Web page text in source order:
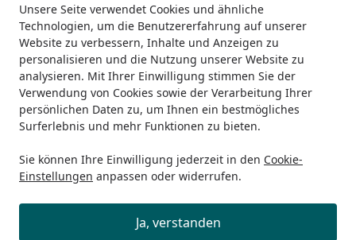
Unsere Seite verwendet Cookies und ähnliche
Technologien, um die Benutzererfahrung auf unserer
Website zu verbessern, Inhalte und Anzeigen zu
personalisieren und die Nutzung unserer Website zu
analysieren. Mit Ihrer Einwilligung stimmen Sie der
Verwendung von Cookies sowie der Verarbeitung Ihrer
persönlichen Daten zu, um Ihnen ein bestmögliches
Surferlebnis und mehr Funktionen zu bieten.
Sie können Ihre Einwilligung jederzeit in den Cookie-
Einstellungen anpassen oder widerrufen.
Ja, verstanden
Startseite
Design-Carports Portoforte Ximax Carport Portoforte
Ximax Carport Portoforte Typ 110
495 x 301 cm